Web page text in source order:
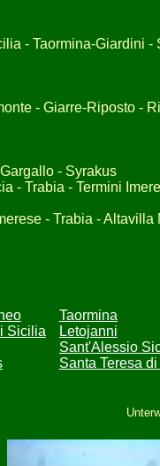
- Taormina-Giardini -
- Giarre-Riposto -
- Syrakus
- Trabia - Termini
- Trabia -
Sicilia
Taormina
Letojanni
Sant'Alessio
Santa Teresa